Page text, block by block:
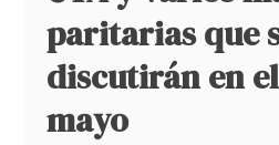
paritarias que
discutirán en
mayo